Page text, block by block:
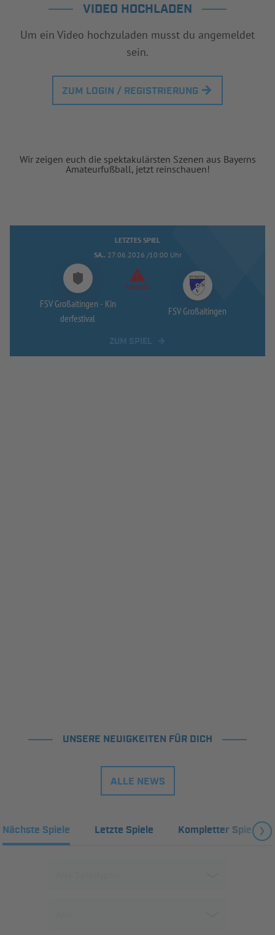
VIDEO HOCHLADEN
Um ein Video hochzuladen musst du angemeldet
sein.
ZUM LOGIN / REGISTRIERUNG
Wir zeigen euch die spektakulärsten Szenen aus Bayerns
Amateurfußball, jetzt reinschauen!
LETZTES SPIEL
SA.. 27.06.2026 /10:00 Uhr
FSV Großaitingen - Kin
derfestival
Abgesetzt
FSV Großaitingen
UNSERE NEUIGKEITEN FÜR DICH
ALLE NEWS
Nächste Spiele Letzte Spiele Kompletter Spielplan